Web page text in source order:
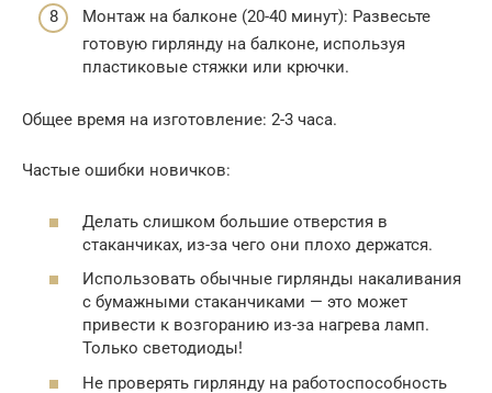
Монтаж на балконе (20-40 минут): Развесьте
готовую гирлянду на балконе, используя
пластиковые стяжки или крючки.
Общее время на изготовление: 2-3 часа.
Частые ошибки новичков:
Делать слишком большие отверстия в
стаканчиках, из-за чего они плохо держатся.
Использовать обычные гирлянды накаливания
с бумажными стаканчиками — это может
привести к возгоранию из-за нагрева ламп.
Только светодиоды!
Не проверять гирлянду на работоспособность